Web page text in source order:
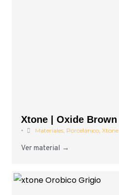
Xtone | Oxide Brown
• Materiales, Porcelánico, Xtone
Ver material →